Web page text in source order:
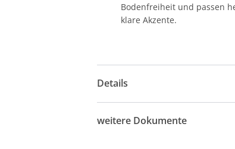
Bodenfreiheit und passen
klare Akzente.
Details
weitere Dokumente